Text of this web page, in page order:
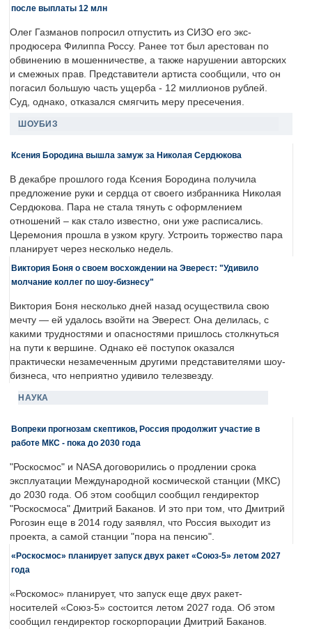
после выплаты 12 млн
Олег Газманов попросил отпустить из СИЗО его экс-
продюсера Филиппа Россу. Ранее тот был арестован по
обвинению в мошенничестве, а также нарушении авторских
и смежных прав. Представители артиста сообщили, что он
погасил большую часть ущерба - 12 миллионов рублей.
Суд, однако, отказался смягчить меру пресечения.
ШОУБИЗ
Ксения Бородина вышла замуж за Николая Сердюкова
В декабре прошлого года Ксения Бородина получила
предложение руки и сердца от своего избранника Николая
Сердюкова. Пара не стала тянуть с оформлением
отношений – как стало известно, они уже расписались.
Церемония прошла в узком кругу. Устроить торжество пара
планирует через несколько недель.
Виктория Боня о своем восхождении на Эверест: "Удивило
молчание коллег по шоу-бизнесу"
Виктория Боня несколько дней назад осуществила свою
мечту — ей удалось взойти на Эверест. Она делилась, с
какими трудностями и опасностями пришлось столкнуться
на пути к вершине. Однако её поступок оказался
практически незамеченным другими представителями шоу-
бизнеса, что неприятно удивило телезвезду.
НАУКА
Вопреки прогнозам скептиков, Россия продолжит участие в
работе МКС - пока до 2030 года
"Роскосмос" и NASA договорились о продлении срока
эксплуатации Международной космической станции (МКС)
до 2030 года. Об этом сообщил сообщил гендиректор
"Роскосмоса" Дмитрий Баканов. И это при том, что Дмитрий
Рогозин еще в 2014 году заявлял, что Россия выходит из
проекта, а самой станции "пора на пенсию".
«Роскосмос» планирует запуск двух ракет «Союз-5» летом 2027
года
«Роскомос» планирует, что запуск еще двух ракет-
носителей «Союз-5» состоится летом 2027 года. Об этом
сообщил гендиректор госкорпорации Дмитрий Баканов.